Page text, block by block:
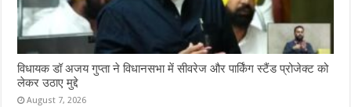
विधायक डॉ अजय गुप्ता ने विधानसभा में सीवरेज और पार्किंग स्टैंड प्रोजेक्ट को
लेकर उठाए मुद्दे
August 7, 2026